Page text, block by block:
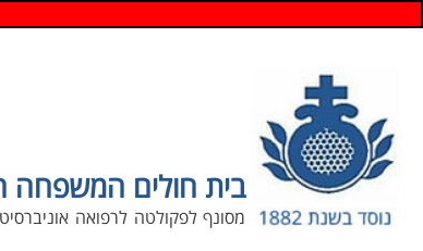
בית חולים המשפחה
מסונף לפקולטה לרפואה